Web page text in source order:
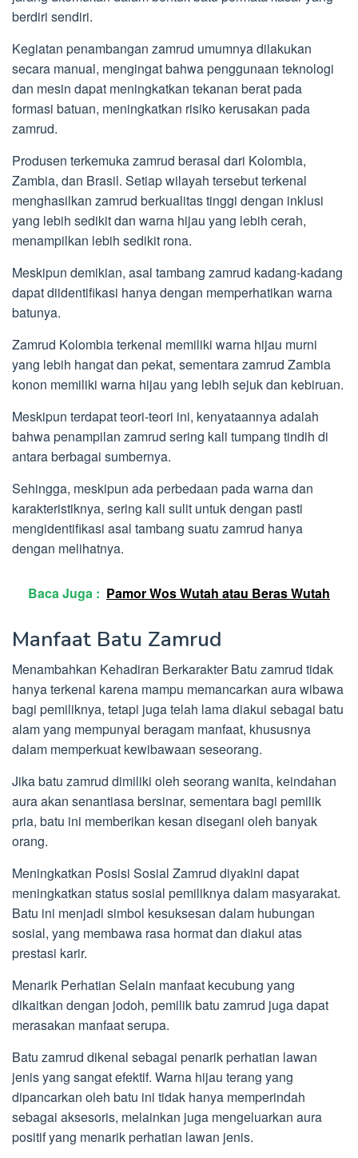
berdiri sendiri.
Kegiatan penambangan zamrud umumnya dilakukan
secara manual, mengingat bahwa penggunaan teknologi
dan mesin dapat meningkatkan tekanan berat pada
formasi batuan, meningkatkan risiko kerusakan pada
zamrud.
Produsen terkemuka zamrud berasal dari Kolombia,
Zambia, dan Brasil. Setiap wilayah tersebut terkenal
menghasilkan zamrud berkualitas tinggi dengan inklusi
yang lebih sedikit dan warna hijau yang lebih cerah,
menampilkan lebih sedikit rona.
Meskipun demikian, asal tambang zamrud kadang-kadang
dapat diidentifikasi hanya dengan memperhatikan warna
batunya.
Zamrud Kolombia terkenal memiliki warna hijau murni
yang lebih hangat dan pekat, sementara zamrud Zambia
konon memiliki warna hijau yang lebih sejuk dan kebiruan.
Meskipun terdapat teori-teori ini, kenyataannya adalah
bahwa penampilan zamrud sering kali tumpang tindih di
antara berbagai sumbernya.
Sehingga, meskipun ada perbedaan pada warna dan
karakteristiknya, sering kali sulit untuk dengan pasti
mengidentifikasi asal tambang suatu zamrud hanya
dengan melihatnya.
Baca Juga : Pamor Wos Wutah atau Beras Wutah
Manfaat Batu Zamrud
Menambahkan Kehadiran Berkarakter Batu zamrud tidak
hanya terkenal karena mampu memancarkan aura wibawa
bagi pemiliknya, tetapi juga telah lama diakui sebagai batu
alam yang mempunyai beragam manfaat, khususnya
dalam memperkuat kewibawaan seseorang.
Jika batu zamrud dimiliki oleh seorang wanita, keindahan
aura akan senantiasa bersinar, sementara bagi pemilik
pria, batu ini memberikan kesan disegani oleh banyak
orang.
Meningkatkan Posisi Sosial Zamrud diyakini dapat
meningkatkan status sosial pemiliknya dalam masyarakat.
Batu ini menjadi simbol kesuksesan dalam hubungan
sosial, yang membawa rasa hormat dan diakui atas
prestasi karir.
Menarik Perhatian Selain manfaat kecubung yang
dikaitkan dengan jodoh, pemilik batu zamrud juga dapat
merasakan manfaat serupa.
Batu zamrud dikenal sebagai penarik perhatian lawan
jenis yang sangat efektif. Warna hijau terang yang
dipancarkan oleh batu ini tidak hanya memperindah
sebagai aksesoris, melainkan juga mengeluarkan aura
positif yang menarik perhatian lawan jenis.